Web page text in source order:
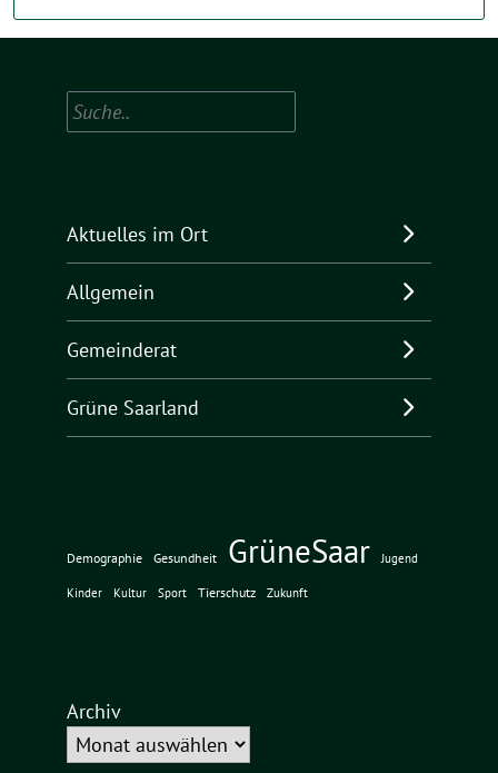
Suchen
Aktuelles im Ort
Allgemein
Gemeinderat
Grüne Saarland
Demographie Gesundheit GrüneSaar Jugend
Kinder Kultur Sport Tierschutz Zukunft
Archiv